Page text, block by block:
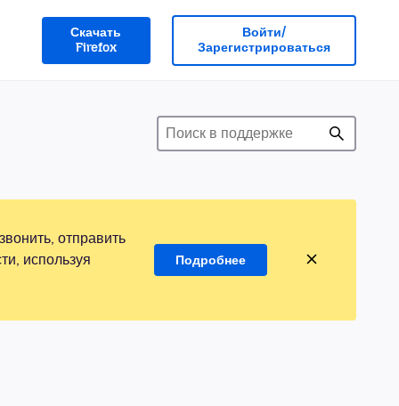
Скачать
Firefox
Войти/
Зарегистрироваться
отправить
используя
Подробнее